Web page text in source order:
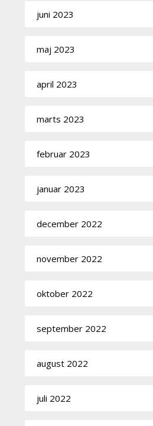
juni 2023
maj 2023
april 2023
marts 2023
februar 2023
januar 2023
december 2022
november 2022
oktober 2022
september 2022
august 2022
juli 2022